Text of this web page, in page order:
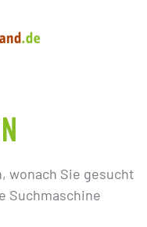
wonach Sie gesucht
Suchmaschine